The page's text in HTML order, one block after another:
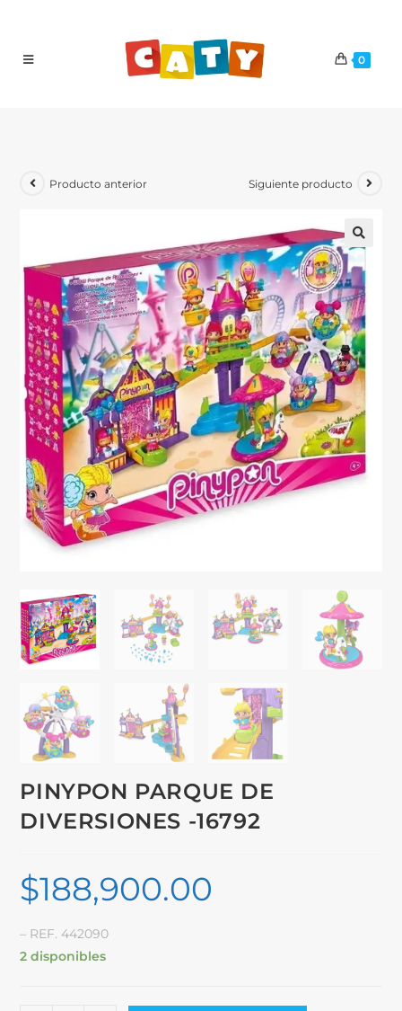
0
Producto anterior Siguiente producto
PINYPON PARQUE DE
DIVERSIONES -16792
$188,900.00
– REF. 442090
2 disponibles